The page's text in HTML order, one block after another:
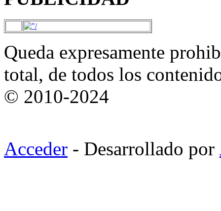
Queda expresamente
total, de todos los
© 2010-2024
Acceder - Desarrollado por